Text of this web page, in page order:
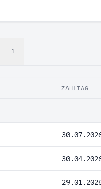
1
ZAHLTAG